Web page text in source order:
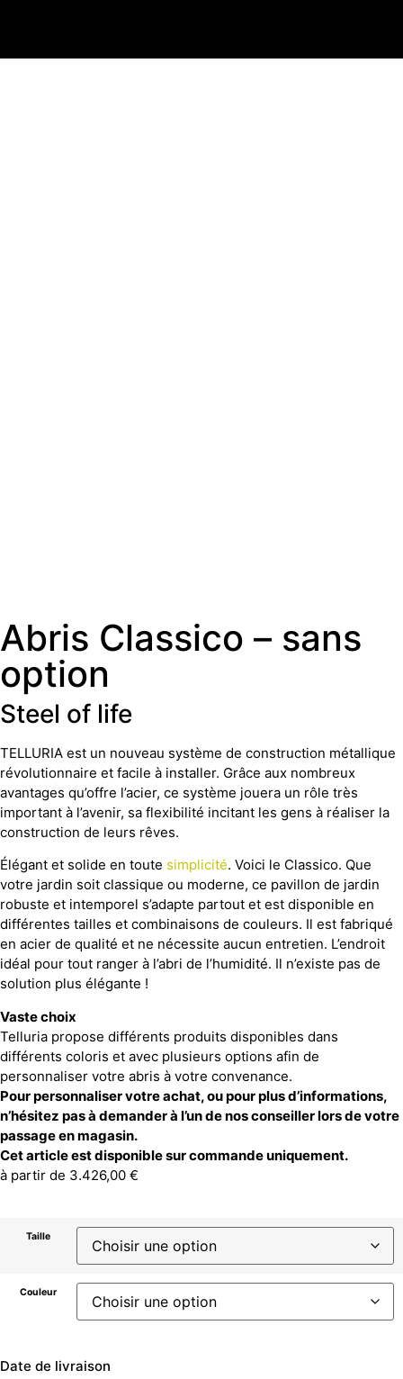
Abris Classico – sans
option
Steel of life
TELLURIA est un nouveau système de construction métallique
révolutionnaire et facile à installer. Grâce aux nombreux
avantages qu’offre l’acier, ce système jouera un rôle très
important à l’avenir, sa flexibilité incitant les gens à réaliser la
construction de leurs rêves.
Élégant et solide en toute simplicité. Voici le Classico. Que
votre jardin soit classique ou moderne, ce pavillon de jardin
robuste et intemporel s’adapte partout et est disponible en
différentes tailles et combinaisons de couleurs. Il est fabriqué
en acier de qualité et ne nécessite aucun entretien. L’endroit
idéal pour tout ranger à l’abri de l’humidité. Il n’existe pas de
solution plus élégante !
Vaste choix
Telluria propose différents produits disponibles dans
différents coloris et avec plusieurs options afin de
personnaliser votre abris à votre convenance.
Pour personnaliser votre achat, ou pour plus d’informations,
n’hésitez pas à demander à l’un de nos conseiller lors de votre
passage en magasin.
Cet article est disponible sur commande uniquement.
à partir de 3.426,00 €
Taille
Couleur
Date de livraison